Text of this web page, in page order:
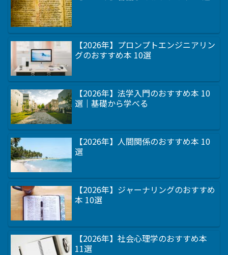
【2026年】プロンプトエンジニアリン
グのおすすめ本 10選
【2026年】法学入門のおすすめ本 10
選｜基礎から学べる
【2026年】人間関係のおすすめ本 10
選
【2026年】ジャーナリングのおすすめ
本 10選
【2026年】社会心理学のおすすめ本
11選